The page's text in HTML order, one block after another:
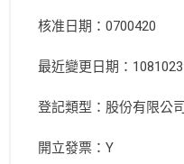
核准日期：0700420
最近變更日期：1081023
登記類型：股份有限公司
開立發票：Y